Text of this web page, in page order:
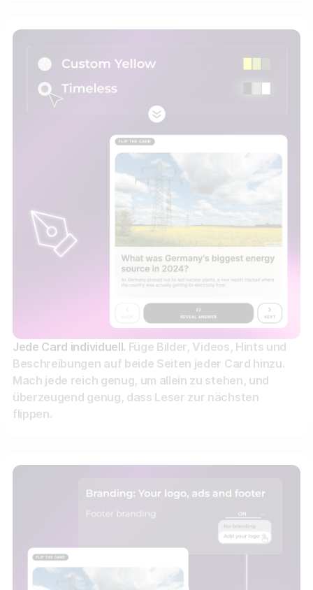
Jede Card individuell. Füge Bilder, Videos, Hints und
Beschreibungen auf beide Seiten jeder Card hinzu.
Mach jede reich genug, um allein zu stehen, und
überzeugend genug, dass Leser zur nächsten
flippen.